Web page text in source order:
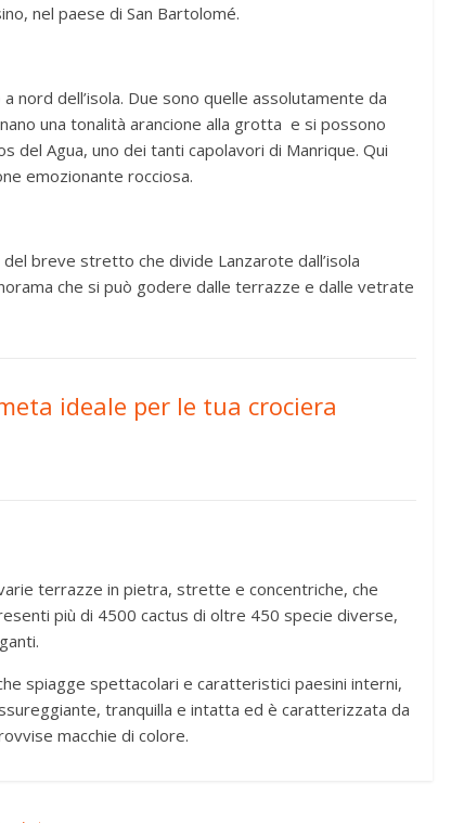
nel paese di San Bartolomé.
nord dell’isola. Due sono quelle assolutamente da
una tonalità arancione alla grotta e si possono
del Agua, uno dei tanti capolavori di Manrique. Qui
emozionante rocciosa.
breve stretto che divide Lanzarote dall’isola
che si può godere dalle terrazze e dalle vetrate
ideale per le tua crociera
terrazze in pietra, strette e concentriche, che
più di 4500 cactus di oltre 450 specie diverse,
spiagge spettacolari e caratteristici paesini interni,
tranquilla e intatta ed è caratterizzata da
macchie di colore.